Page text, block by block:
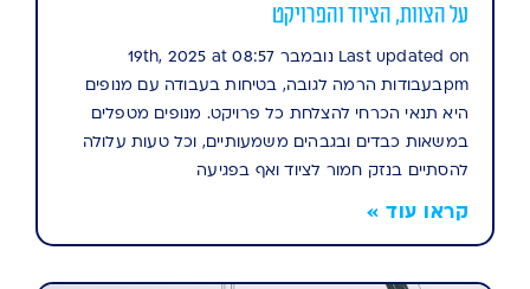
על הצוות, הציוד והפרויקט
Last updated on נובמבר 19th, 2025 at 08:57
pmבעבודות הרמה לגובה, בטיחות בעבודה עם מנופים
היא תנאי הכרחי להצלחת כל פרויקט. מנופים מטפלים
במשאות כבדים ובגבהים משמעותיים, וכל טעות עלולה
להסתיים בנזק חמור לציוד ואף בפגיעה
קראו עוד »